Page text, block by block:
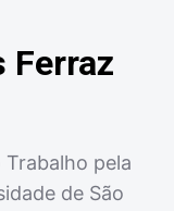
Ferraz
pela
de São